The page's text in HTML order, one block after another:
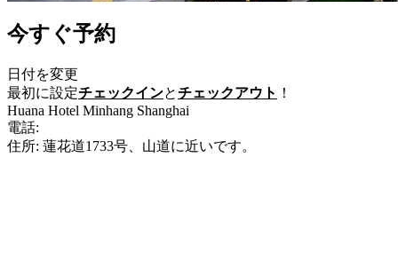
今すぐ予約
日付を変更
最初に設定チェックインとチェックアウト ！
Huana Hotel Minhang Shanghai
電話:
住所: 蓮花道1733号、山道に近いです。